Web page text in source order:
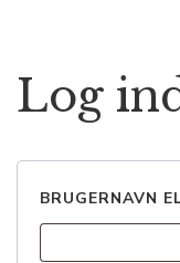
Log
BRUGERNAVN